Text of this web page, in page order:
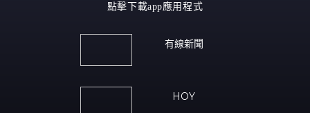
點擊下載app應用程式
有線新聞
HOY